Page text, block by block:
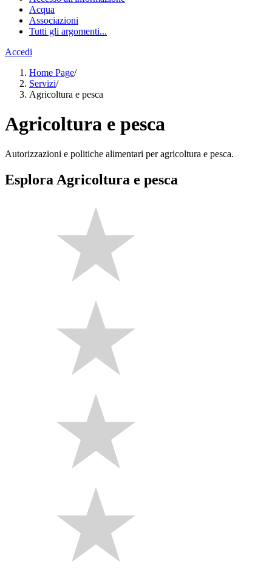
Acqua
Associazioni
Tutti gli argomenti...
Accedi
Home Page/
Servizi/
Agricoltura e pesca
Agricoltura e pesca
Autorizzazioni e politiche alimentari per agricoltura e pesca.
Esplora Agricoltura e pesca